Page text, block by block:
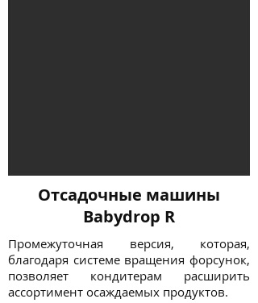
Отсадочные машины
Babydrop R
Промежуточная версия, которая,
благодаря системе вращения форсунок,
позволяет кондитерам расширить
ассортимент осаждаемых продуктов.